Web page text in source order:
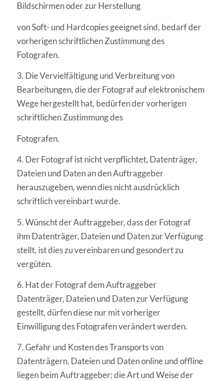
Bildschirmen oder zur Herstellung
von Soft- und Hardcopies geeignet sind, bedarf der
vorherigen schriftlichen Zustimmung des
Fotografen.
3. Die Vervielfältigung und Verbreitung von
Bearbeitungen, die der Fotograf auf elektronischem
Wege hergestellt hat, bedürfen der vorherigen
schriftlichen Zustimmung des
Fotografen.
4. Der Fotograf ist nicht verpflichtet, Datenträger,
Dateien und Daten an den Auftraggeber
herauszugeben, wenn dies nicht ausdrücklich
schriftlich vereinbart wurde.
5. Wünscht der Auftraggeber, dass der Fotograf
ihm Datenträger, Dateien und Daten zur Verfügung
stellt, ist dies zu vereinbaren und gesondert zu
vergüten.
6. Hat der Fotograf dem Auftraggeber
Datenträger, Dateien und Daten zur Verfügung
gestellt, dürfen diese nur mit vorheriger
Einwilligung des Fotografen verändert werden.
7. Gefahr und Kosten des Transports von
Datenträgern, Dateien und Daten online und offline
liegen beim Auftraggeber; die Art und Weise der